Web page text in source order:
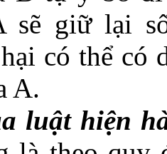
sẽ giữ lại
có thể có
A.
luật hiện